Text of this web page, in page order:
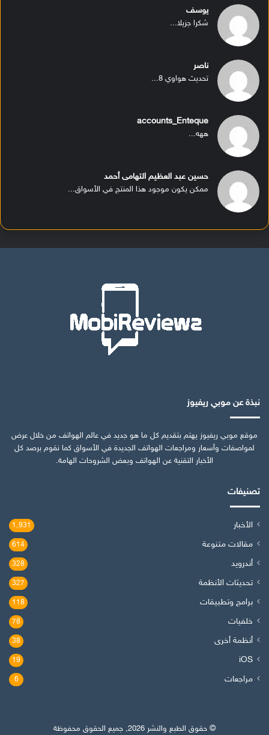
يوسف
شكرا جزيلا...
ناصر
تحديث هواوي 8...
accounts_Enteque
ههه...
حسين عبد العظيم التهامى أحمد
ممكن يكون موجود هذا المنتج في الأسواق...
نبذة عن موبي ريفيوز
موقع موبي ريفيوز يهتم بتقديم كل ما هو جديد في عالم الهواتف من خلال عرض
لمواصفات وأسعار ومراجعات الهواتف الجديدة في الأسواق كما نقوم برصد كل
الأخبار التقنية عن الهواتف وبعض الشروحات الهامة.
تصنيفات
الأخبار 1٬931
مقالات متنوعة 614
أندرويد 328
تحديثات الأنظمة 327
برامج وتطبيقات 118
خلفيات 78
أنظمة أخرى 38
iOS
19
مراجعات 6
© حقوق الطبع والنشر 2026, جميع الحقوق محفوظة